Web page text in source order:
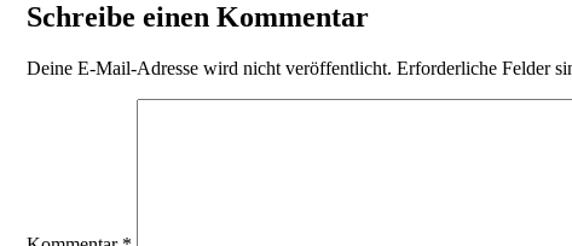
Schreibe einen Kommentar
Deine E-Mail-Adresse wird nicht veröffentlicht. Erforderliche Felder